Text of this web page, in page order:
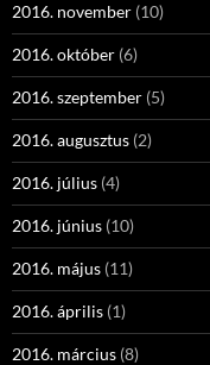
2016. november (10)
2016. október (6)
2016. szeptember (5)
2016. augusztus (2)
2016. július (4)
2016. június (10)
2016. május (11)
2016. április (1)
2016. március (8)